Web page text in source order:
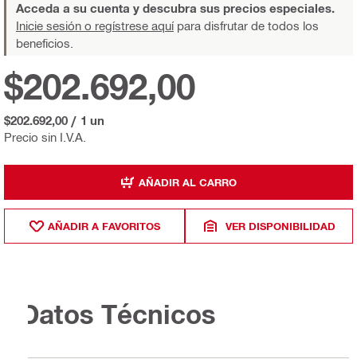
Acceda a su cuenta y descubra sus precios especiales.
Inicie sesión o regístrese aquípara disfrutar de todos los
beneficios.
Precio sin I.V.A.
$202.692,00
$202.692,00 / 1 un
AÑADIR AL CARRO
AÑADIR A FAVORITOS VER DISPONIBILIDAD
Datos Técnicos